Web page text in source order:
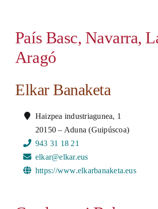
País Basc, Navarra,
Aragó
Elkar Banaketa
Haizpea industriagunea, 1
20150 – Aduna (Guipúscoa)
943 31 18 21
elkar@elkar.eus
https://www.elkarbanaketa.eus